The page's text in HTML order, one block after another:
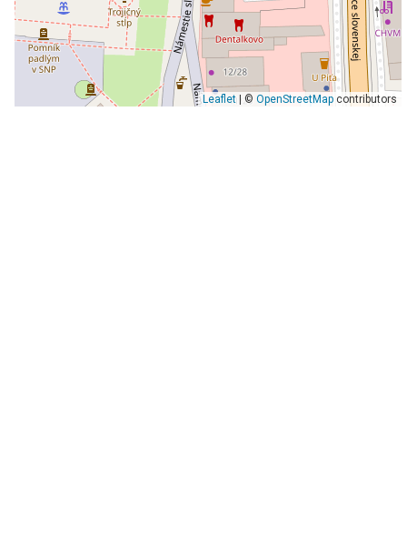
Leaflet| © OpenStreetMapcontributors